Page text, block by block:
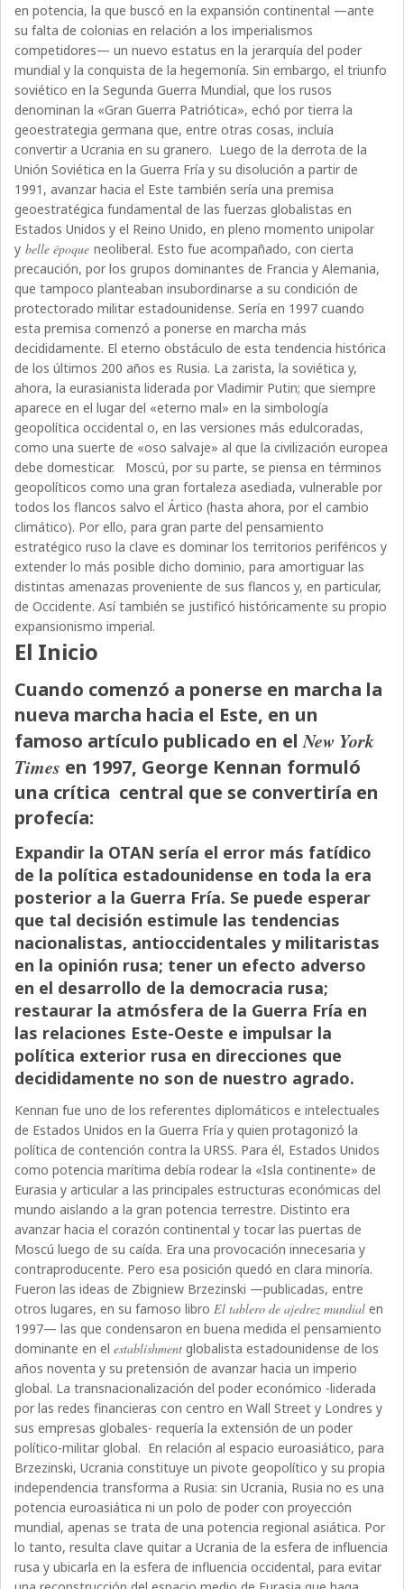
en potencia, la que buscó en la expansión continental —ante
su falta de colonias en relación a los imperialismos
competidores— un nuevo estatus en la jerarquía del poder
mundial y la conquista de la hegemonía. Sin embargo, el triunfo
soviético en la Segunda Guerra Mundial, que los rusos
denominan la «Gran Guerra Patriótica», echó por tierra la
geoestrategia germana que, entre otras cosas, incluía
convertir a Ucrania en su granero. Luego de la derrota de la
Unión Soviética en la Guerra Fría y su disolución a partir de
1991, avanzar hacia el Este también sería una premisa
geoestratégica fundamental de las fuerzas globalistas en
Estados Unidos y el Reino Unido, en pleno momento unipolar
y belle époqueneoliberal. Esto fue acompañado, con cierta
precaución, por los grupos dominantes de Francia y Alemania,
que tampoco planteaban insubordinarse a su condición de
protectorado militar estadounidense. Sería en 1997 cuando
esta premisa comenzó a ponerse en marcha más
decididamente. El eterno obstáculo de esta tendencia histórica
de los últimos 200 años es Rusia. La zarista, la soviética y,
ahora, la eurasianista liderada por Vladimir Putin; que siempre
aparece en el lugar del «eterno mal» en la simbología
geopolítica occidental o, en las versiones más edulcoradas,
como una suerte de «oso salvaje» al que la civilización europea
debe domesticar.
Moscú, por su parte, se piensa en términos
geopolíticos como una gran fortaleza asediada, vulnerable por
todos los flancos salvo el Ártico (hasta ahora, por el cambio
climático). Por ello, para gran parte del pensamiento
estratégico ruso la clave es dominar los territorios periféricos y
extender lo más posible dicho dominio, para amortiguar las
distintas amenazas proveniente de sus flancos y, en particular,
de Occidente. Así también se justificó históricamente su propio
expansionismo imperial.
El Inicio
Cuando comenzó a ponerse en marcha la
nueva marcha hacia el Este, en un
famoso artículo publicado en elNew York
Times en 1997, George Kennan formuló
una crítica central que se convertiría en
profecía:
Expandir la OTAN sería el error más fatídico
de la política estadounidense en toda la era
posterior a la Guerra Fría. Se puede esperar
que tal decisión estimule las tendencias
nacionalistas, antioccidentales y militaristas
en la opinión rusa; tener un efecto adverso
en el desarrollo de la democracia rusa;
restaurar la atmósfera de la Guerra Fría en
las relaciones Este-Oeste e impulsar la
política exterior rusa en direcciones que
decididamente no son de nuestro agrado.
Kennan fue uno de los referentes diplomáticos e intelectuales
de Estados Unidos en la Guerra Fría y quien protagonizó la
política de contención contra la URSS. Para él, Estados Unidos
como potencia marítima debía rodear la «Isla continente» de
Eurasia y articular a las principales estructuras económicas del
mundo aislando a la gran potencia terrestre. Distinto era
avanzar hacia el corazón continental y tocar las puertas de
Moscú luego de su caída. Era una provocación innecesaria y
contraproducente. Pero esa posición quedó en clara minoría.
Fueron las ideas de Zbigniew Brzezinski —publicadas, entre
otros lugares, en su famoso libro El tablero de ajedrez mundial en
1997— las que condensaron en buena medida el pensamiento
dominante en elestablishment globalista estadounidense de los
años noventa y su pretensión de avanzar hacia un imperio
global. La transnacionalización del poder económico -liderada
por las redes financieras con centro en Wall Street y Londres y
sus empresas globales- requería la extensión de un poder
político-militar global. En relación al espacio euroasiático, para
Brzezinski, Ucrania constituye un pivote geopolítico y su propia
independencia transforma a Rusia: sin Ucrania, Rusia no es una
potencia euroasiática ni un polo de poder con proyección
mundial, apenas se trata de una potencia regional asiática. Por
lo tanto, resulta clave quitar a Ucrania de la esfera de influencia
rusa y ubicarla en la esfera de influencia occidental, para evitar